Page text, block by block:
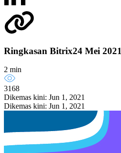
Ringkasan Bitrix24 Mei 2021
2 min
3168
Dikemas kini: Jun 1, 2021
Dikemas kini: Jun 1, 2021